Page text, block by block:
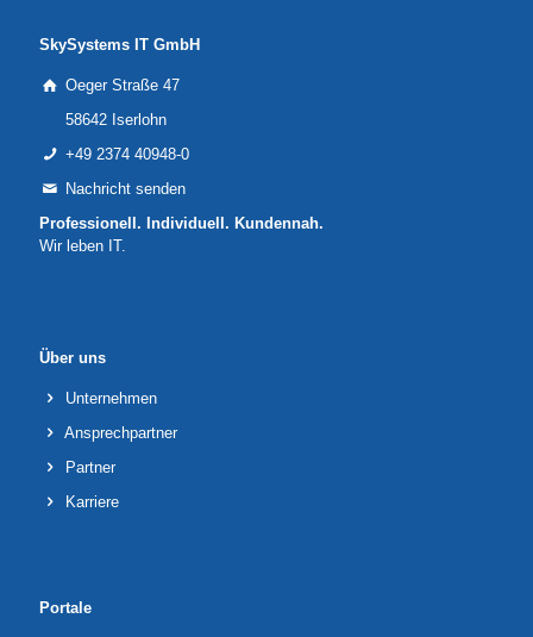
SkySystems IT GmbH
Oeger Straße 47
58642 Iserlohn
+49 2374 40948-0
Nachricht senden
Professionell. Individuell. Kundennah.
Wir leben IT.
Über uns
Unternehmen
Ansprechpartner
Partner
Karriere
Portale